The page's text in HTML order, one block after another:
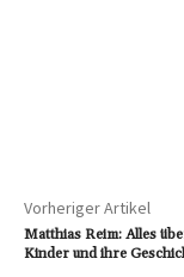
Vorheriger Artikel
Matthias Reim: Alles
Kinder und ihre